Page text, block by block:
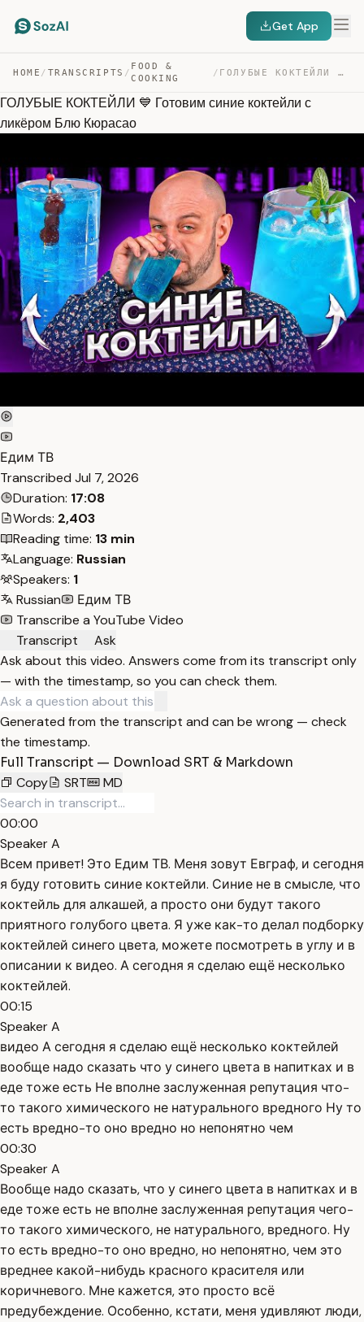
Get App
HOME / TRANSCRIPTS /
FOOD &
COOKING
/ ГОЛУБЫЕ КОКТЕЙЛИ 💙 ГОТОВИМ СИНИЕ КОКТЕЙЛИ С ЛИКЁРОМ БЛЮ… — TRANSCRIPT
ГОЛУБЫЕ КОКТЕЙЛИ 💙 Готовим синие коктейли с
ликёром Блю Кюрасао
Едим ТВ
Transcribed Jul 7, 2026
Duration: 17:08
Words: 2,403
Reading time: 13 min
Language: Russian
Speakers: 1
Russian
Едим ТВ
Transcribe a YouTube Video
Transcript
Ask
Ask about this video. Answers come from its transcript only
— with the timestamp, so you can check them.
Generated from the transcript and can be wrong — check
the timestamp.
Full Transcript — Download SRT & Markdown
Copy
SRT MD
00:00
Speaker A
Всем привет! Это Едим ТВ. Меня зовут Евграф, и сегодня
я буду готовить синие коктейли. Синие не в смысле, что
коктейль для алкашей, а просто они будут такого
приятного голубого цвета. Я уже как-то делал подборку
коктейлей синего цвета, можете посмотреть в углу и в
описании к видео. А сегодня я сделаю ещё несколько
коктейлей.
00:15
Speaker A
видео А сегодня я сделаю ещё несколько коктейлей
вообще надо сказать что у синего цвета в напитках и в
еде тоже есть Не вполне заслуженная репутация что-
то такого химического не натурального вредного Ну то
есть вредно-то оно вредно но непонятно чем
00:30
Speaker A
Вообще надо сказать, что у синего цвета в напитках и в
еде тоже есть не вполне заслуженная репутация чего-
то такого химического, не натурального, вредного. Ну
то есть вредно-то оно вредно, но непонятно, чем это
вреднее какой-нибудь красного красителя или
коричневого. Мне кажется, это просто всё
предубеждение. Особенно, кстати, меня удивляют люди,